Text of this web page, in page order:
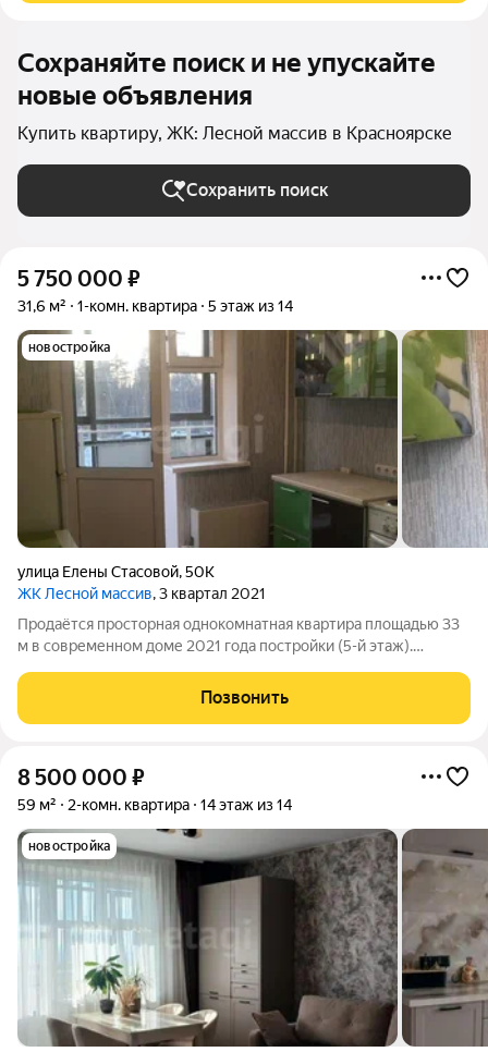
Сохраняйте поиск и не упускайте
новые объявления
Купить квартиру, ЖК: Лесной массив в Красноярске
Сохранить поиск
5 750 000 ₽
31,6 м² 1-комн. квартира 5 этаж из 14
новостройка
улица Елены Стасовой,50К
ЖК Лесной массив, 3 квартал 2021
Продаётся просторная однокомнатная квартира площадью 33
м в современном доме 2021 года постройки (5-й этаж).
новое, сделан качественный косметический ремонт. Что
Позвонить
8 500 000 ₽
59 м² 2-комн. квартира 14 этаж из 14
новостройка